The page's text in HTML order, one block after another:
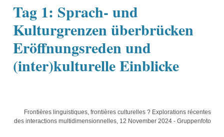
Tag 1: Sprach- und
Kulturgrenzen überbrücken
Eröffnungsreden und
(inter)kulturelle Einblicke
Frontières linguistiques, frontières culturelles ? Explorations récentes
des interactions multidimensionnelles, 12 November 2024 - Gruppenfoto